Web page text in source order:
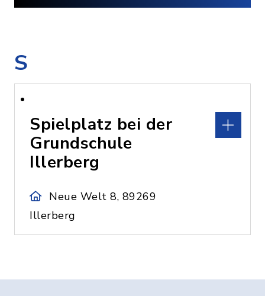
S
Spielplatz bei der
Grundschule
Illerberg
Neue Welt 8, 89269
Illerberg